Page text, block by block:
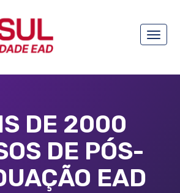
Toggle
DE 2000
DE PÓS-
EAD